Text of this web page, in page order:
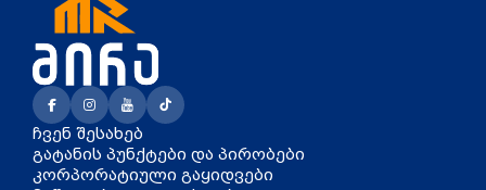
ჩვენ შესახებ
გატანის პუნქტები და პირობები
კორპორატიული გაყიდვები